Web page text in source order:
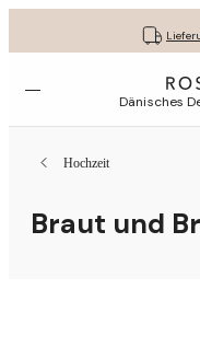
30
Lassen
Menü öffnen Dänisches
Hochzeit
Braut und